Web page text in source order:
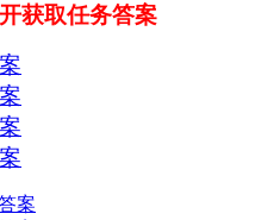
获取任务答案
案